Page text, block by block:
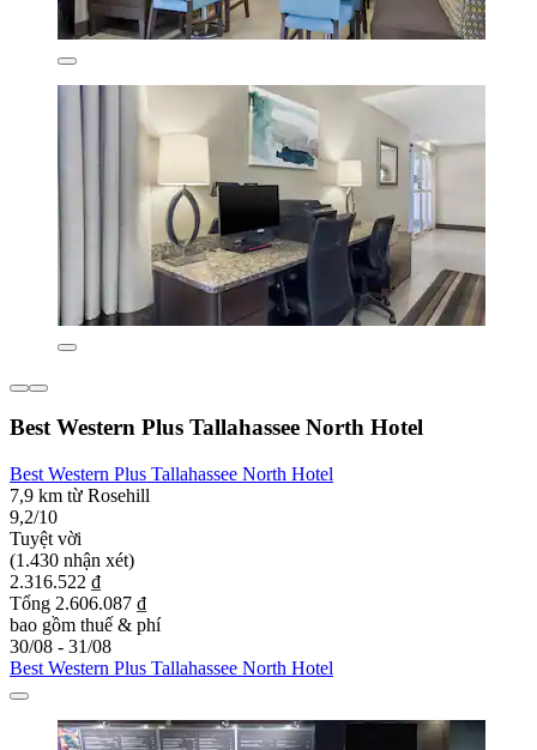
Best Western Plus Tallahassee North Hotel
Best Western Plus Tallahassee North Hotel
7,9 km từ Rosehill
9,2/10
Tuyệt vời
(1.430 nhận xét)
2.316.522 ₫
Tổng 2.606.087 ₫
bao gồm thuế & phí
30/08 - 31/08
Best Western Plus Tallahassee North Hotel